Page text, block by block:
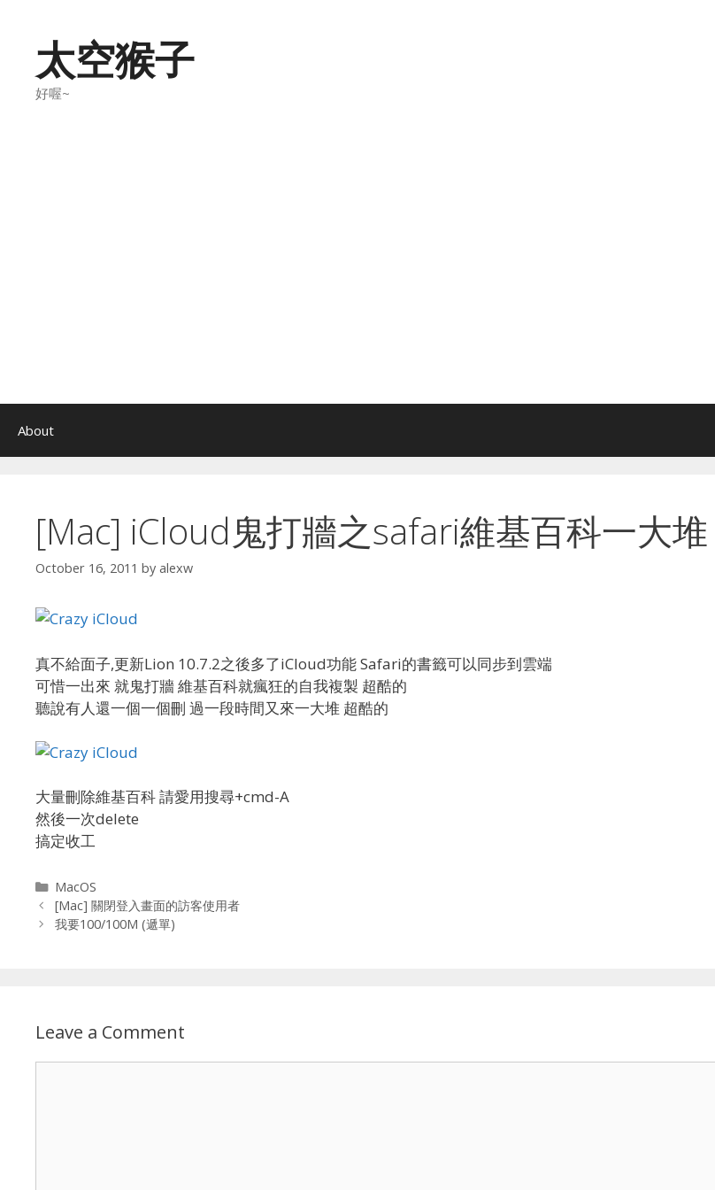
content太空猴子
好喔~
About
[Mac] iCloud鬼打牆之safari維基百科一大堆
October 16, 2011 by alexw
真不給面子,更新Lion 10.7.2之後多了iCloud功能 Safari的書籤可以同步到雲端
可惜一出來 就鬼打牆 維基百科就瘋狂的自我複製 超酷的
聽說有人還一個一個刪 過一段時間又來一大堆 超酷的
大量刪除維基百科 請愛用搜尋+cmd-A
然後一次delete
搞定收工
Categories
MacOS
[Mac] 關閉登入畫面的訪客使用者
我要100/100M (遞單)
Leave a Comment